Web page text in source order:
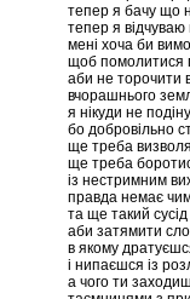
тепер я бачу що
тепер я
мені хоча би
щоб помолитися
аби не торочити
вчорашнього
я нікуди не
бо добровільно
ще треба
ще треба
із нестримним
правда немає
та ще такий сусід
аби затямити
в якому
і нипаєшся із
а чого ти